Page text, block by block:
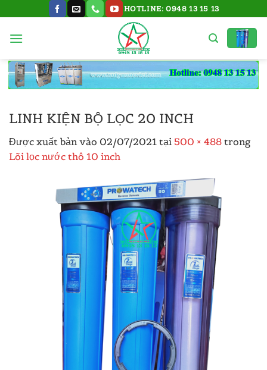
nội
HOTLINE: 0948 13 15 13
LINH KIỆN BỘ LỌC 20 INCH
Được xuất bản vào 02/07/2021 tại 500 × 488 trong
Lõi lọc nước thô 10 inch